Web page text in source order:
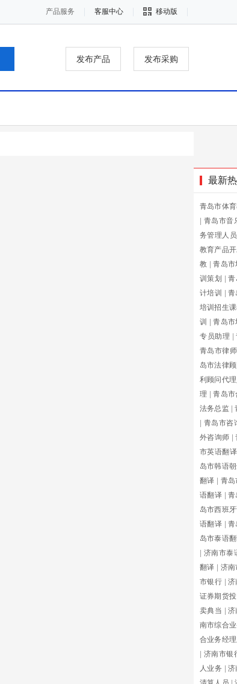
产品服务 客服中心 移动版
发布产品 发布采购
最新
青岛市体
青岛市音
务管理人员
教育产品
教
青岛市
训策划
青
计培训
青
培训招生
训
青岛市
专员助理
青岛市律
岛市法律
利顾问代
理
青岛市
法务总监
青岛市咨
外咨询师
市英语翻译
岛市韩语
翻译
青
语翻译
青
岛市西班
语翻译
青
岛市泰语
济南市泰
翻译
济
市银行
济
证券期货
卖典当
济
南市综合
合业务经
济南市银
人业务
济